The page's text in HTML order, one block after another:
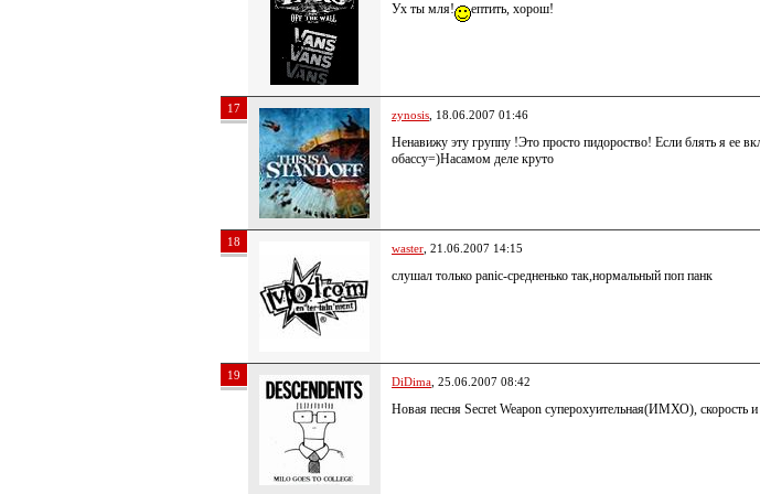
Ух ты мля! ептить, хорош!
17 zynosis , 18.06.2007 01:46
Ненавижу эту группу !Это просто пидороство! Если блять я ее
обассу=)Насамом деле круто
18 waster , 21.06.2007 14:15
слушал только panic-средненько так,нормальный поп панк
19 DiDima , 25.06.2007 08:42
Новая песня Secret Weapon суперохуительная(ИМХО), скорость